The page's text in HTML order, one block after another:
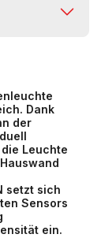
Dank
der
Leuchte
setzt sich
Sensors
ein.